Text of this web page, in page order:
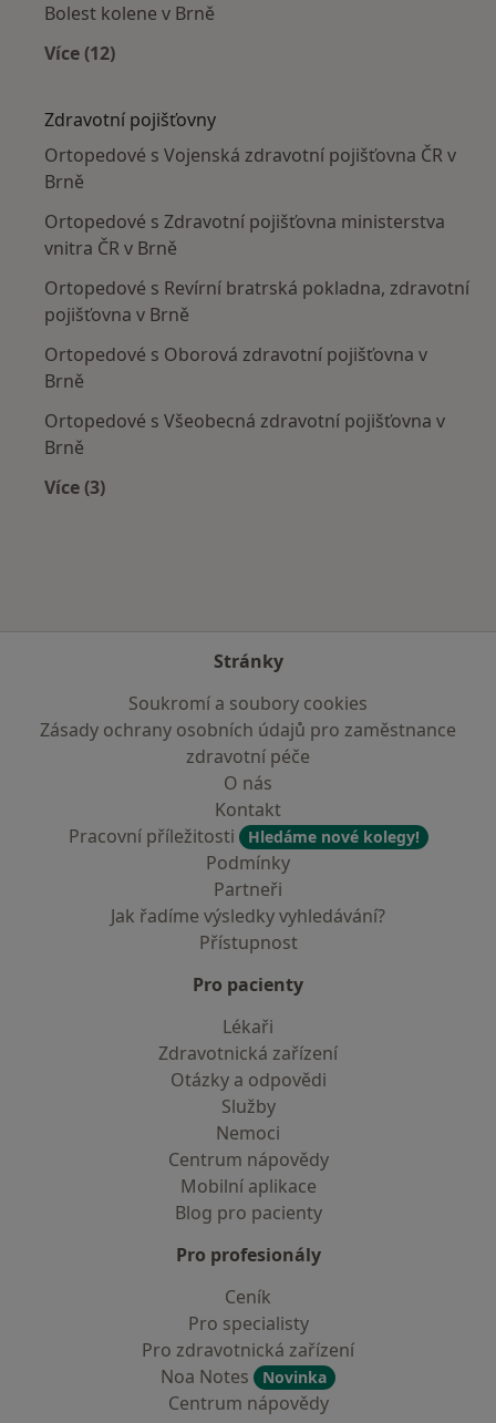
Bolest kolene v Brně
Více (12)
Zdravotní pojišťovny
Ortopedové s Vojenská zdravotní pojišťovna ČR v
Brně
Ortopedové s Zdravotní pojišťovna ministerstva
vnitra ČR v Brně
Ortopedové s Revírní bratrská pokladna, zdravotní
pojišťovna v Brně
Ortopedové s Oborová zdravotní pojišťovna v
Brně
Ortopedové s Všeobecná zdravotní pojišťovna v
Brně
Více (3)
Stránky
Soukromí a soubory cookies
Zásady ochrany osobních údajů pro zaměstnance
zdravotní péče
O nás
Kontakt
Pracovní příležitosti
Hledáme nové kolegy!
Podmínky
Partneři
Jak řadíme výsledky vyhledávání?
Přístupnost
Pro pacienty
Lékaři
Zdravotnická zařízení
Otázky a odpovědi
Služby
Nemoci
Centrum nápovědy
Mobilní aplikace
Blog pro pacienty
Pro profesionály
Ceník
Pro specialisty
Pro zdravotnická zařízení
Noa Notes
Novinka
Centrum nápovědy